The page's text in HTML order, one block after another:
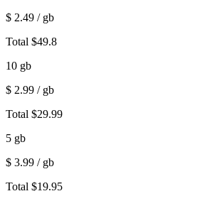
$ 2.49 / gb
Total $49.8
10 gb
$ 2.99 / gb
Total $29.99
5 gb
$ 3.99 / gb
Total $19.95